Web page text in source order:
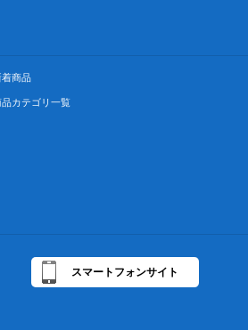
着商品
品カテゴリ一覧
スマートフォンサイト